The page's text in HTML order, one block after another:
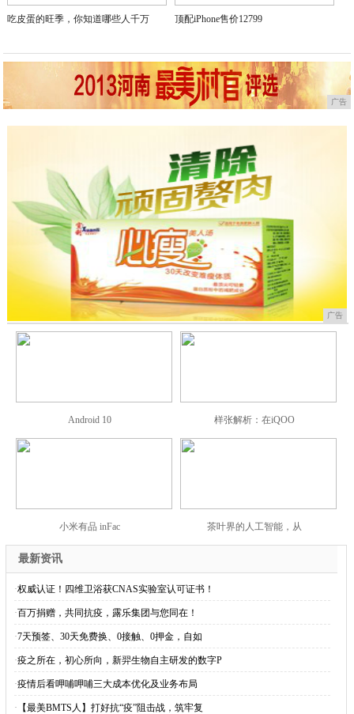
吃皮蛋的旺季，你知道哪些人千万 顶配iPhone售价12799
广告
广告
Android 10 样张解析：在iQOO
小米有品 inFac 茶叶界的人工智能，从
最新资讯
·权威认证！四维卫浴获CNAS实验室认可证书！
·百万捐赠，共同抗疫，露乐集团与您同在！
·7天预签、30天免费换、0接触、0押金，自如
·疫之所在，初心所向，新羿生物自主研发的数字P
·疫情后看呷哺呷哺三大成本优化及业务布局
· 【最美BMTS人】打好抗“疫”阻击战，筑牢复